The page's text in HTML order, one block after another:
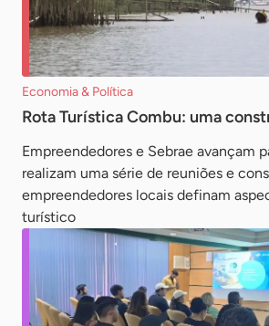
Economia & Política
Rota Turística Combu: uma
Empreendedores e Sebrae avançam
realizam uma série de reuniões e
empreendedores locais definam
turístico